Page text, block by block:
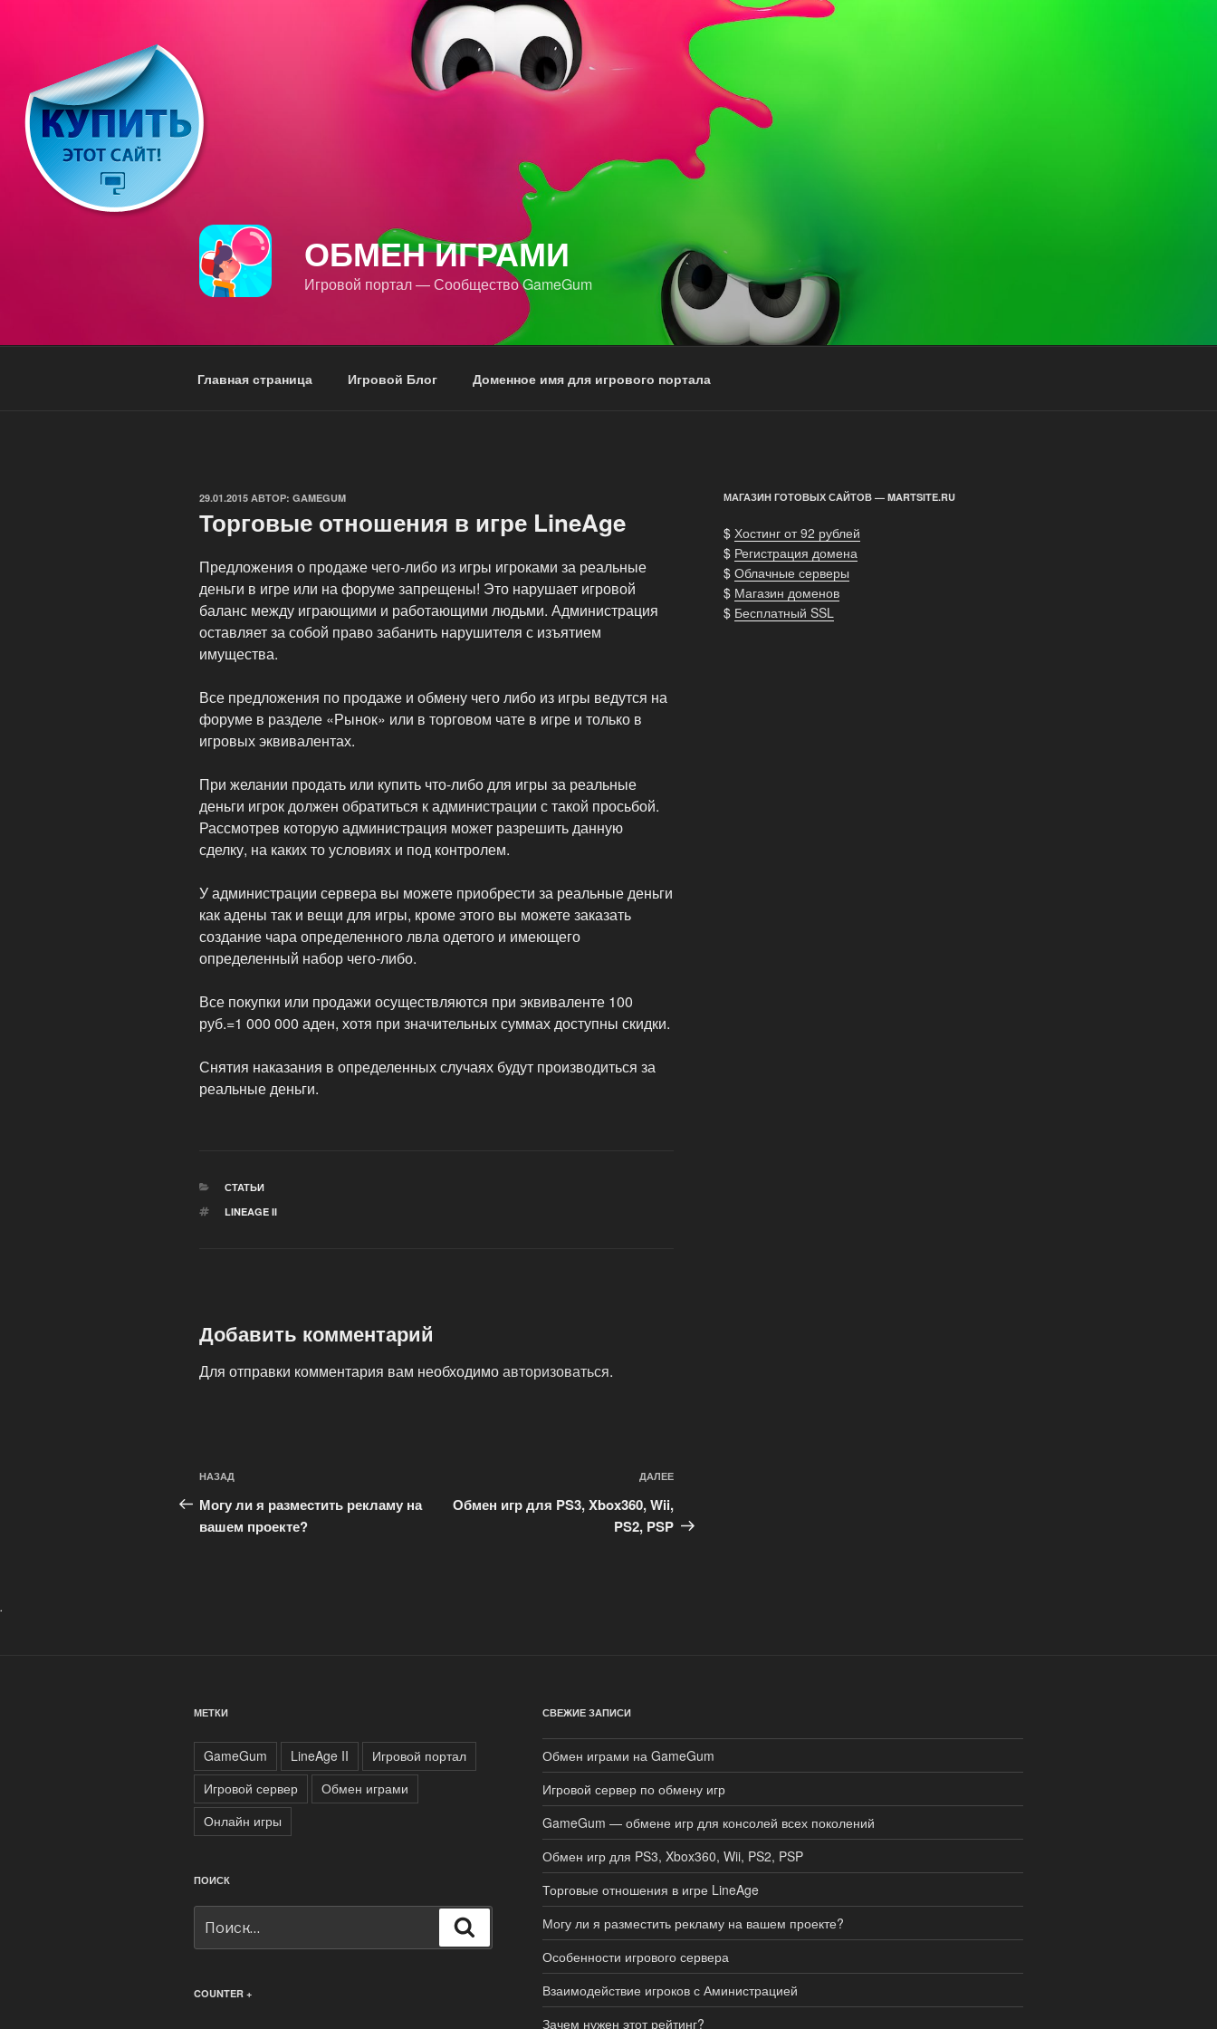
ОБМЕН ИГРАМИ
Игровой портал — Сообщество GameGum
Главная страница Игровой Блог Доменное имя для игрового портала
ОПУБЛИКОВАНО
29.01.2015 АВТОР: GAMEGUM
Торговые отношения в игре LineAge
Предложения о продаже чего-либо из игры игроками за реальные
деньги в игре или на форуме запрещены! Это нарушает игровой
баланс между играющими и работающими людьми. Администрация
оставляет за собой право забанить нарушителя с изъятием
имущества.
Все предложения по продаже и обмену чего либо из игры ведутся на
форуме в разделе «Рынок» или в торговом чате в игре и только в
игровых эквивалентах.
При желании продать или купить что-либо для игры за реальные
деньги игрок должен обратиться к администрации с такой просьбой.
Рассмотрев которую администрация может разрешить данную
сделку, на каких то условиях и под контролем.
У администрации сервера вы можете приобрести за реальные деньги
как адены так и вещи для игры, кроме этого вы можете заказать
создание чара определенного лвла одетого и имеющего
определенный набор чего-либо.
Все покупки или продажи осуществляются при эквиваленте 100
руб.=1 000 000 аден, хотя при значительных суммах доступны скидки.
Снятия наказания в определенных случаях будут производиться за
реальные деньги.
РУБРИКИ
СТАТЬИ
МЕТКИ
LINEAGE II
Добавить комментарий
Для отправки комментария вам необходимоавторизоваться.
Навигация
по
записям
Предыдущая
запись:
НАЗАД
Могу ли я разместить рекламу на
вашем проекте?
ДАЛЕЕ
Обмен игр для PS3, Xbox360, Wii,
PS2, PSP
МАГАЗИН ГОТОВЫХ САЙТОВ — MARTSITE.RU
$ Хостинг от 92 рублей
$ Регистрация домена
$ Облачные серверы
$ Магазин доменов
$ Бесплатный SSL
.
МЕТКИ
GameGum LineAge II
Игровой портал
Игровой сервер
Обмен играми
Онлайн игры
ПОИСК
COUNTER +
СВЕЖИЕ ЗАПИСИ
Обмен играми на GameGum
Игровой сервер по обмену игр
GameGum — обмене игр для консолей всех поколений
Обмен игр для PS3, Xbox360, Wii, PS2, PSP
Торговые отношения в игре LineAge
Могу ли я разместить рекламу на вашем проекте?
Особенности игрового сервера
Взаимодействие игроков с Аминистрацией
Зачем нужен этот рейтинг?